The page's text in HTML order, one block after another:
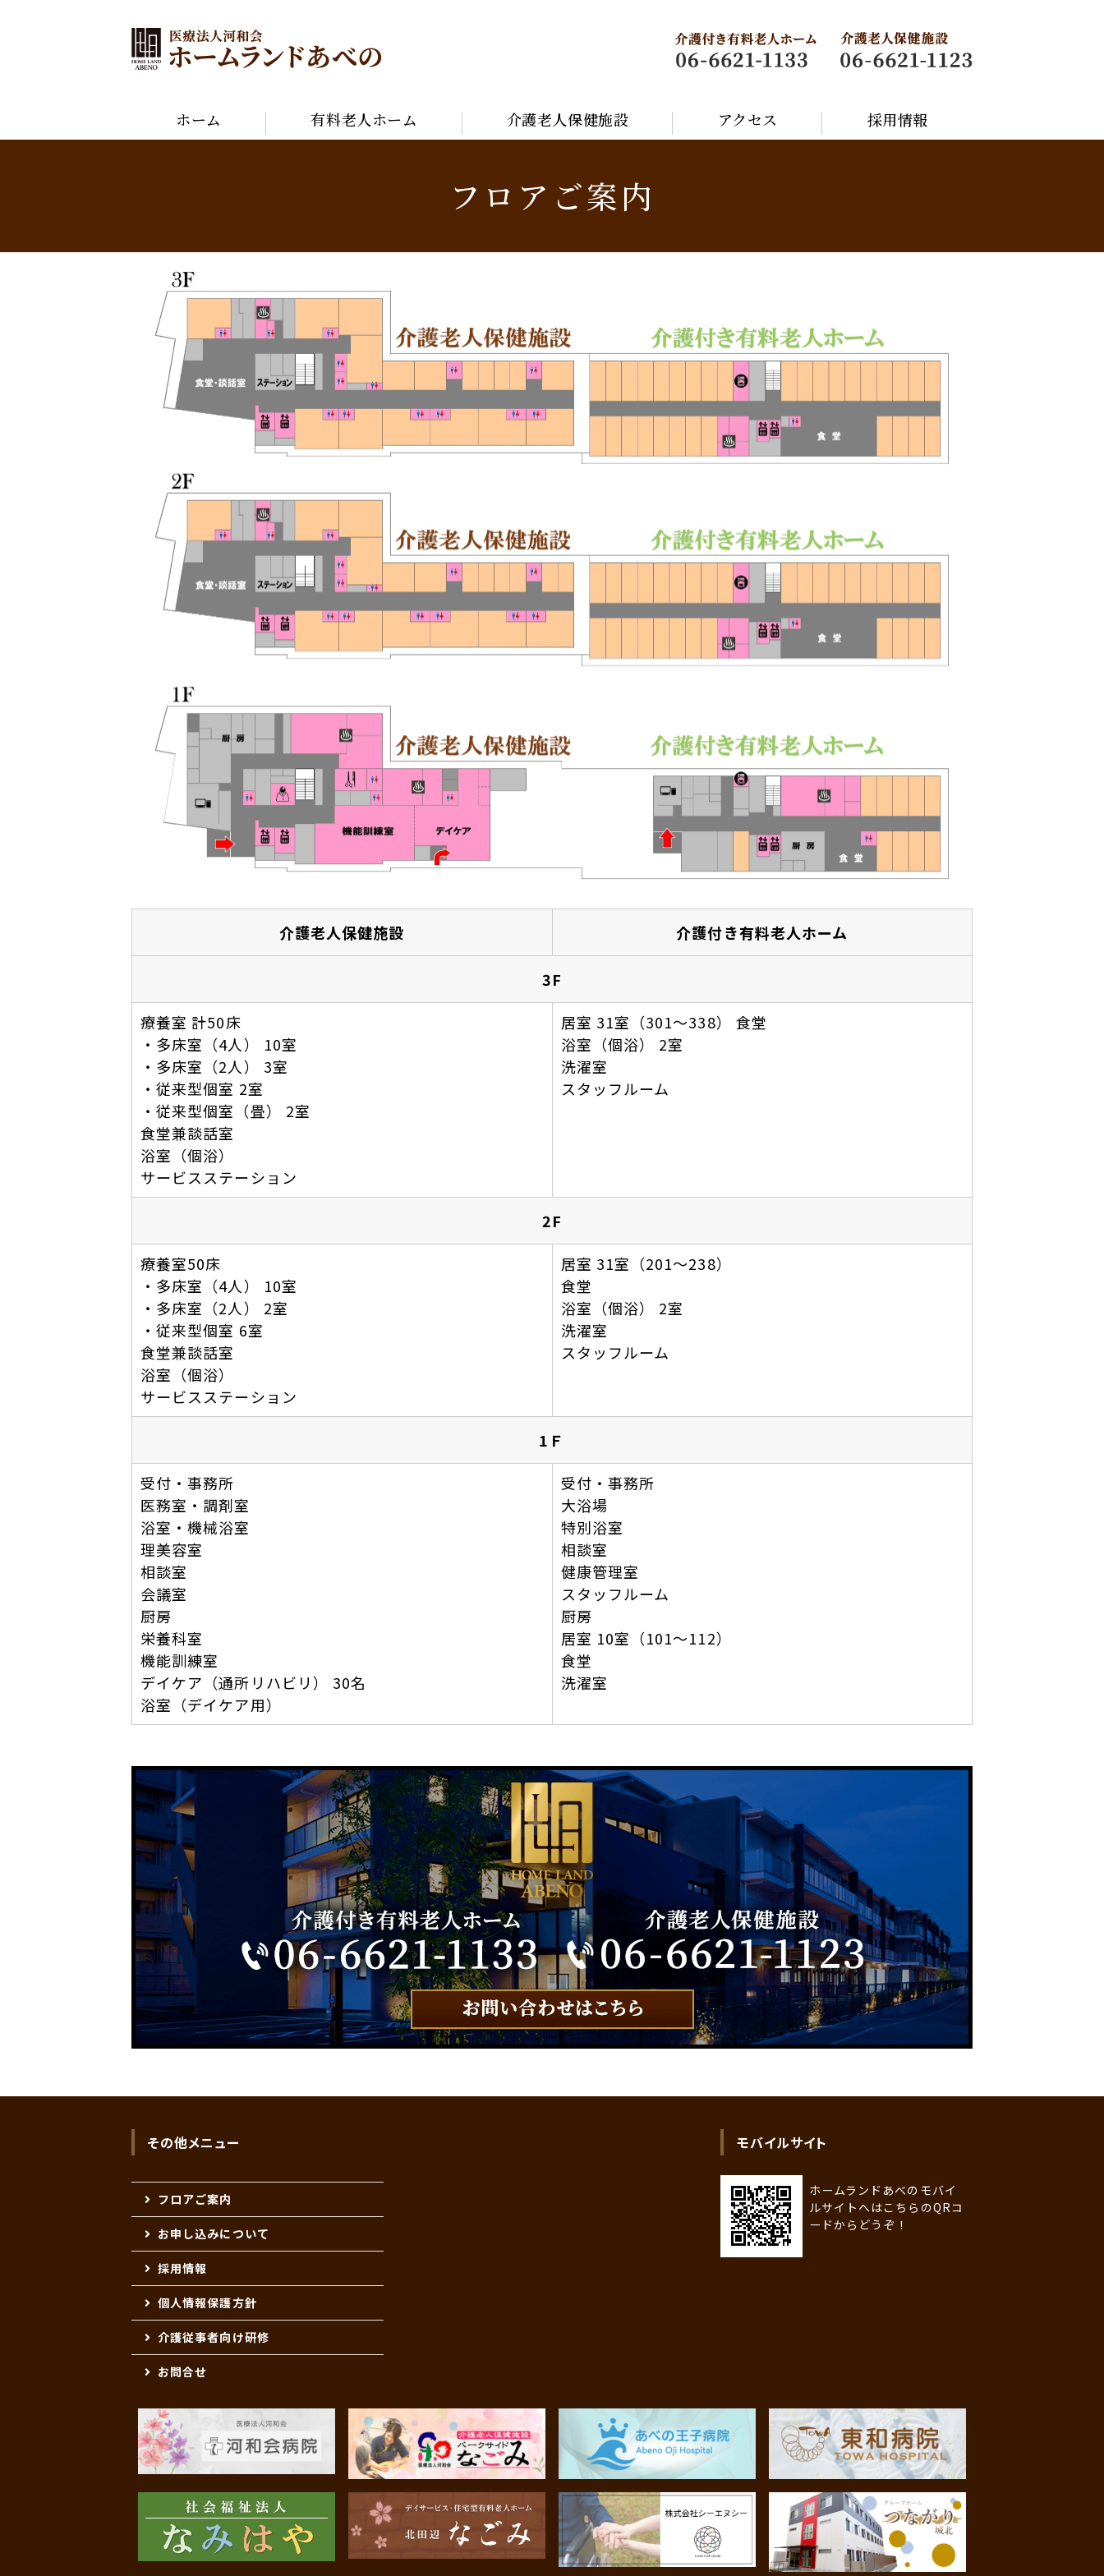
ホーム 有料老人ホーム 介護老人保健施設 アクセス 採用情報
フロアご案内
介護老人保健施設 介護付き有料老人ホーム
3F
療養室 計50床
・多床室（4人） 10室
・多床室（2人） 3室
・従来型個室 2室
・従来型個室（畳） 2室
食堂兼談話室
浴室（個浴）
サービスステーション
居室 31室（301～338） 食堂
浴室（個浴） 2室
洗濯室
スタッフルーム
2F
療養室50床
・多床室（4人） 10室
・多床室（2人） 2室
・従来型個室 6室
食堂兼談話室
浴室（個浴）
サービスステーション
居室 31室（201～238）
食堂
浴室（個浴） 2室
洗濯室
スタッフルーム
1Ｆ
受付・事務所
医務室・調剤室
浴室・機械浴室
理美容室
相談室
会議室
厨房
栄養科室
機能訓練室
デイケア（通所リハビリ） 30名
浴室（デイケア用）
受付・事務所
大浴場
特別浴室
相談室
健康管理室
スタッフルーム
厨房
居室 10室（101～112）
食堂
洗濯室
その他メニュー
フロアご案内
お申し込みについて
採用情報
個人情報保護方針
介護従事者向け研修
お問合せ
モバイルサイト
ホームランドあべのモバイ
ルサイトへはこちらのQRコ
ードからどうぞ！